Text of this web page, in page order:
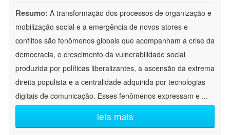
Resumo: A transformação dos processos de organização e
mobilização social e a emergência de novos atores e
conflitos são fenômenos globais que acompanham a crise da
democracia, o crescimento da vulnerabilidade social
produzida por políticas liberalizantes, a ascensão da extrema
direita populista e a centralidade adquirida por tecnologias
digitais de comunicação. Esses fenômenos expressam e ...
leia mais